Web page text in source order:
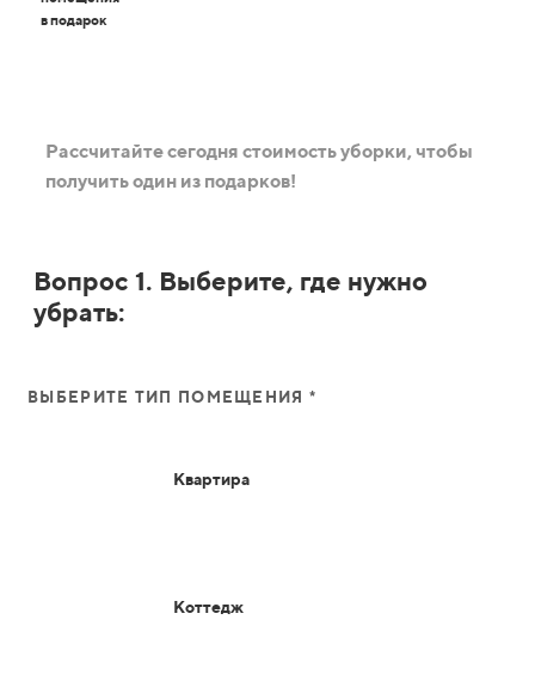
в подарок
Рассчитайте сегодня стоимость уборки, чтобы
получить один из подарков!
Вопрос 1. Выберите, где нужно
убрать:
ВЫБЕРИТЕ ТИП ПОМЕЩЕНИЯ *
Квартира
Коттедж